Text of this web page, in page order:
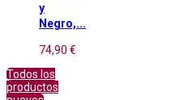
y
Negro,...
74,90 €
Todos los
productos